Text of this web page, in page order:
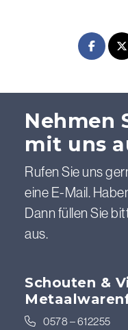
Nehmen
mit uns
Rufen Sie uns
eine E-Mail.
Dann füllen Sie
aus.
Schouten &
0578 – 612255